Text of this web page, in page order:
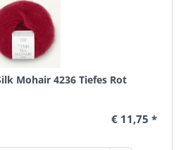
Mohair 4236 Tiefes Rot
€ 11,75 *